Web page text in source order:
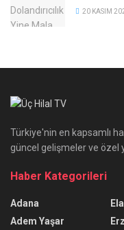
20 KASIM
Türkiye'nin en kapsamlı
güncel gelişmeler ve özel
Haber Kategorileri
Adana
Adem Yaşar